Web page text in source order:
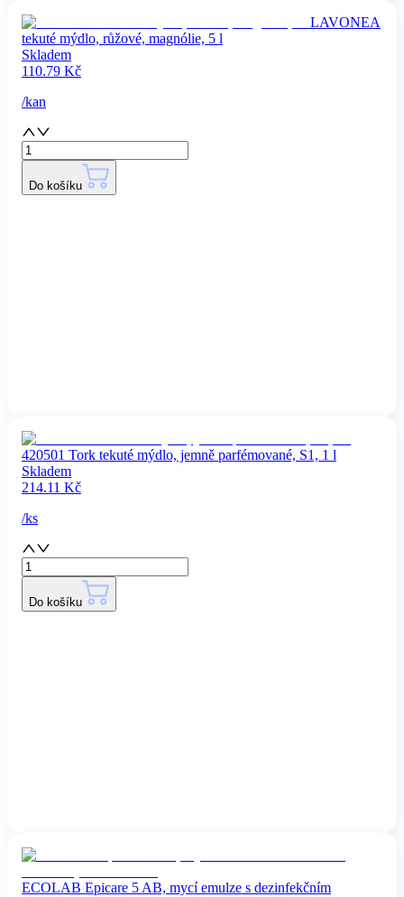
LAVONEA
tekuté mýdlo, růžové, magnólie, 5 l
Skladem
110.79 Kč
/kan
Do košíku
420501 Tork tekuté mýdlo, jemně parfémované, S1, 1 l
Skladem
214.11 Kč
/ks
Do košíku
ECOLAB Epicare 5 AB, mycí emulze s dezinfekčním